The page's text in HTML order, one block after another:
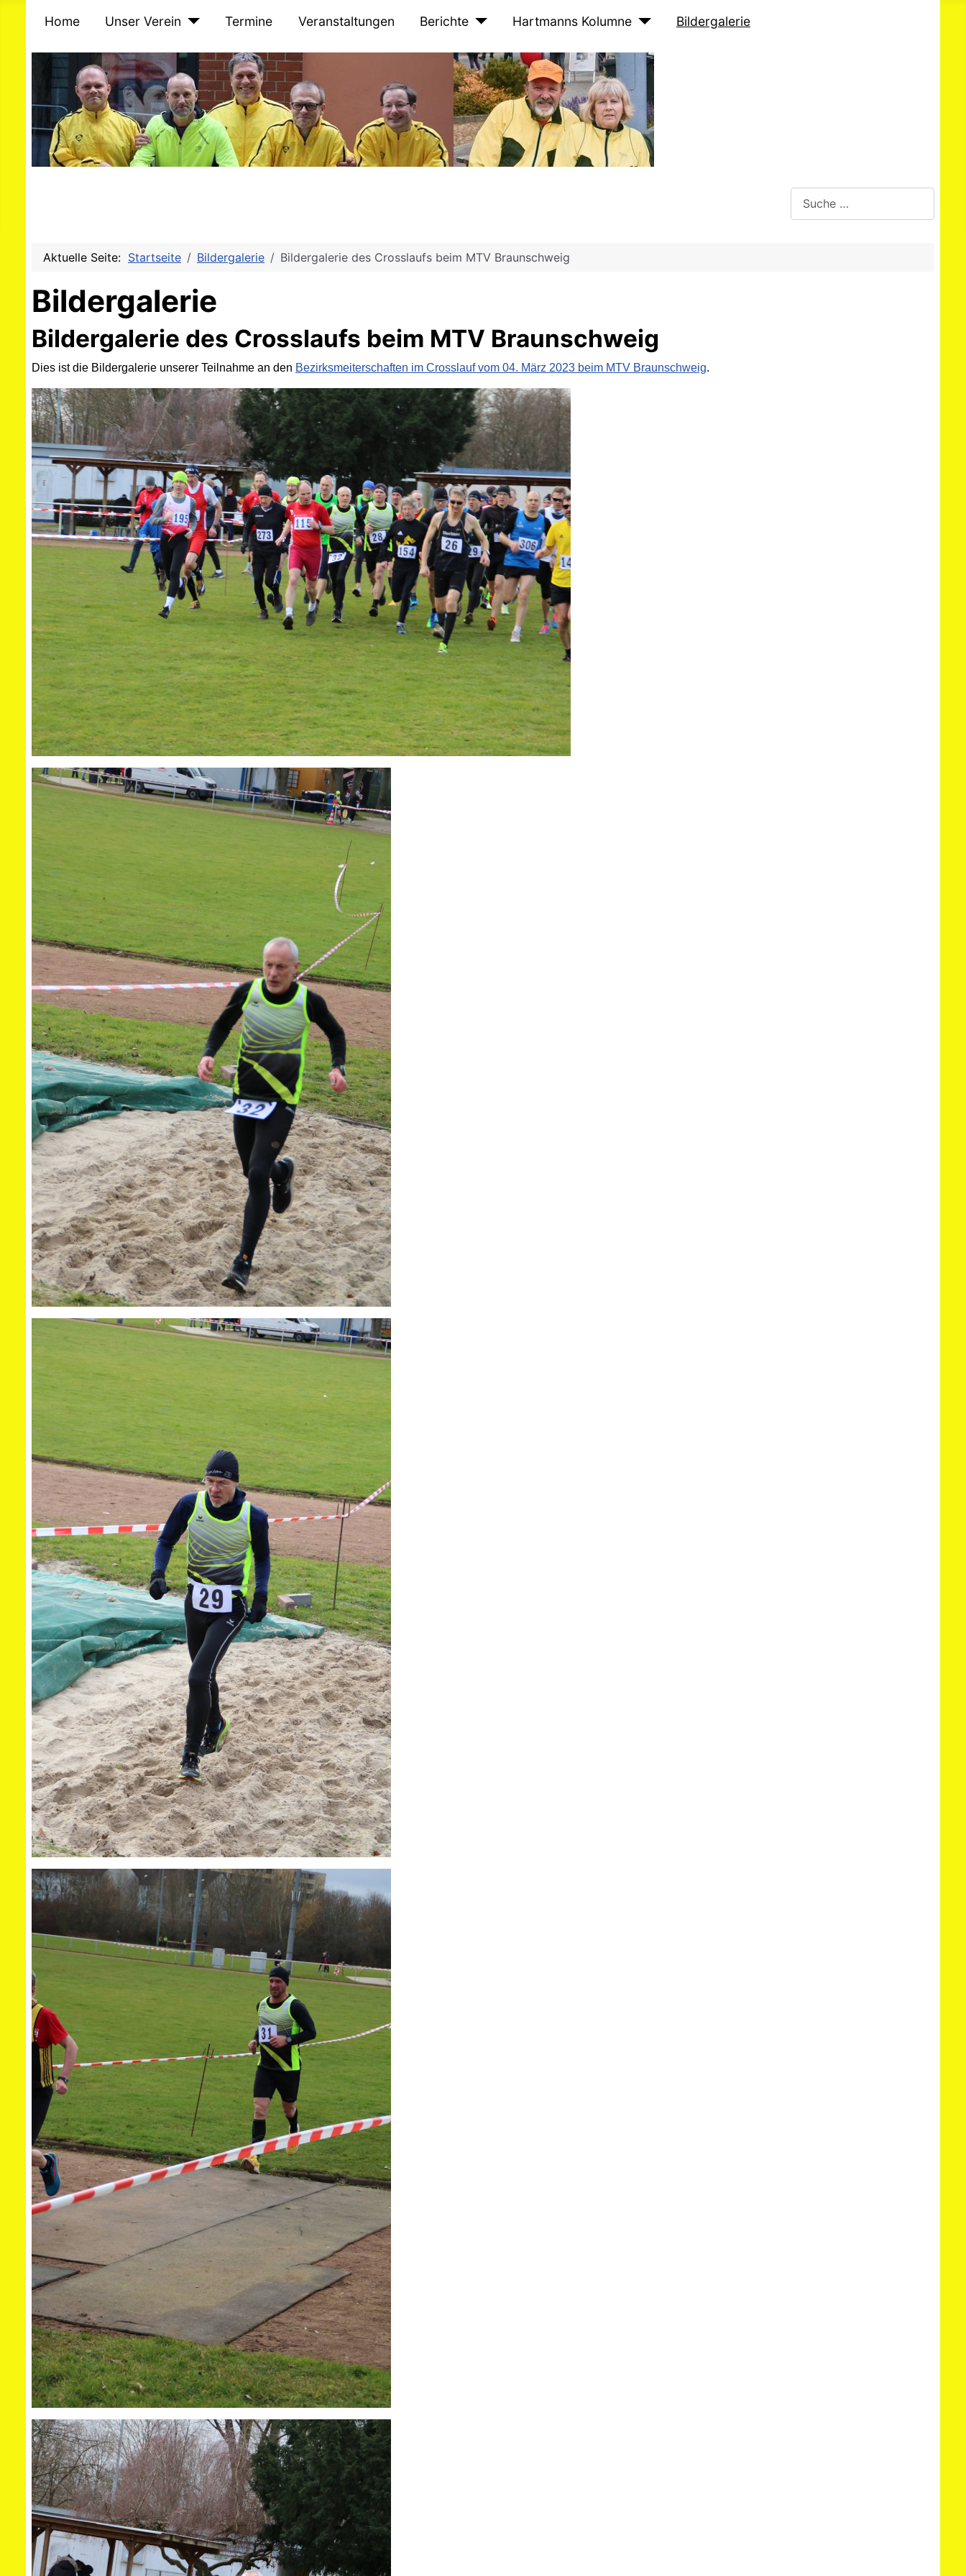
Home Unser Verein Termine Veranstaltungen Berichte Hartmanns Kolumne Bildergalerie
Aktuelle Seite: Startseite Bildergalerie Bildergalerie des Crosslaufs beim MTV Braunschweig
Bildergalerie
Bildergalerie des Crosslaufs beim MTV Braunschweig
Dies ist die Bildergalerie unserer Teilnahme an den Bezirksmeiterschaften im Crosslauf vom 04. März 2023 beim MTV Braunschweig.